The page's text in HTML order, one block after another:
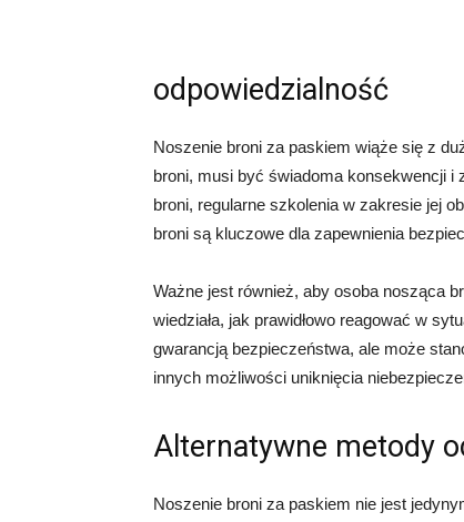
odpowiedzialność
Noszenie broni za paskiem wiąże się z
broni, musi być świadoma konsekwencji i
broni, regularne szkolenia w zakresie jej
broni są kluczowe dla zapewnienia
Ważne jest również, aby osoba nosząca
wiedziała, jak prawidłowo reagować w
gwarancją bezpieczeństwa, ale może
innych możliwości uniknięcia
Alternatywne metody
Noszenie broni za paskiem nie jest